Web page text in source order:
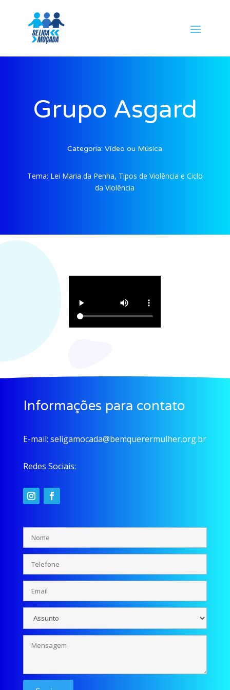
Grupo Asgard
Categoria:Vídeo ou Música
Tema: Lei Maria da Penha, Tipos de Violência e Ciclo
da Violência
Informações para contato
E-mail: seligamocada@bemquerermulher.org.br
Redes Sociais: